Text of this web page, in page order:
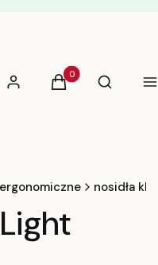
Zaloguj sięProdukty w
Koszyk Otwórz
Szukaj
nosidła